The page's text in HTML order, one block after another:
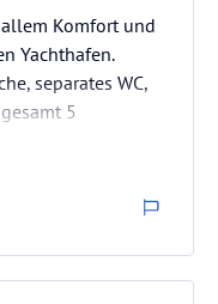
Komfort und
Yachthafen.
separates WC,
5
Zum
Viel Gastronomie